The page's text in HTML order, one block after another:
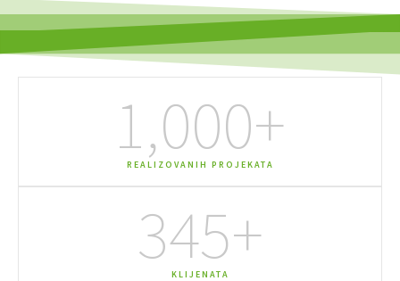
REALIZOVANIH PROJEKATA
1,000+
KLIJENATA
345+